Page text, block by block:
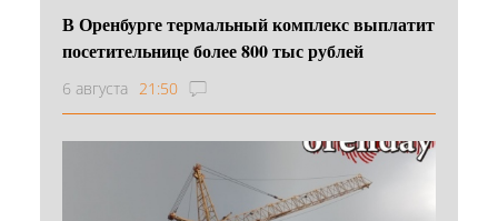
В Оренбурге термальный комплекс выплатит
посетительнице более 800 тыс рублей
6 августа 21:50